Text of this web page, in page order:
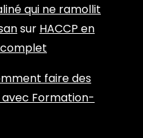
qui ne ramollit
sur HACCP en
faire des
Formation-